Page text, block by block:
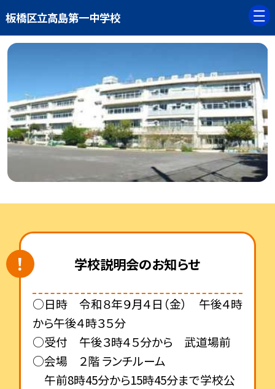
板橋区立高島第一中学校
学校説明会のお知らせ
○日時 令和８年９月４日（金） 午後４時
から午後４時３５分
○受付 午後３時４５分から 武道場前
○会場 ２階 ランチルーム
午前8時45分から15時45分まで学校公